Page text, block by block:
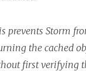
prevents Storm
the cached
first verifying